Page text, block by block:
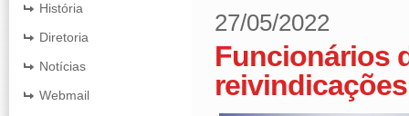
História
Diretoria
Notícias
Webmail
27/05/2022
Funcionários